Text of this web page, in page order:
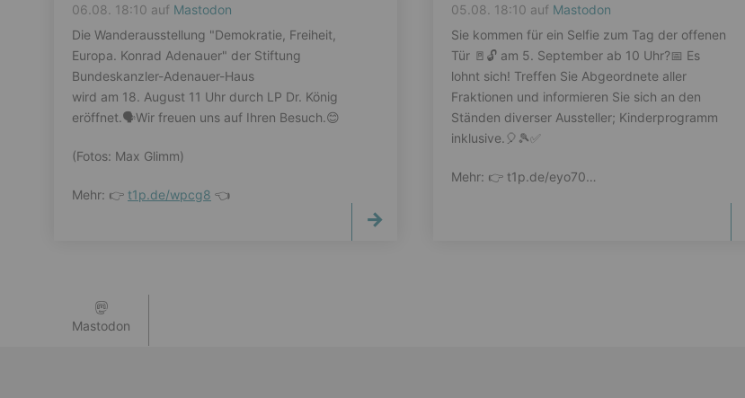
06.08. 18:10 auf Mastodon
Die Wanderausstellung "Demokratie, Freiheit,
Europa. Konrad Adenauer" der Stiftung
Bundeskanzler-Adenauer-Haus
wird am 18. August 11 Uhr durch LP Dr. König
eröffnet.🗣️Wir freuen uns auf Ihren Besuch.😊
(Fotos: Max Glimm)
Mehr: 👉 t1p.de/wpcg8 👈
05.08. 18:10 auf Mastodon
Sie kommen für ein Selfie zum Tag der offenen
Tür 🚪🔓️ am 5. September ab 10 Uhr?📅 Es
lohnt sich! Treffen Sie Abgeordnete aller
Fraktionen und informieren Sie sich an den
Ständen diverser Aussteller; Kinderprogramm
inklusive.🎈🎾✅️
Mehr: 👉️ t1p.de/eyo70…
Mastodon